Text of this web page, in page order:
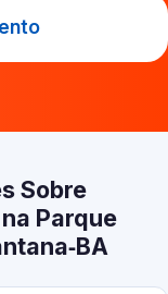
Sobre
Parque